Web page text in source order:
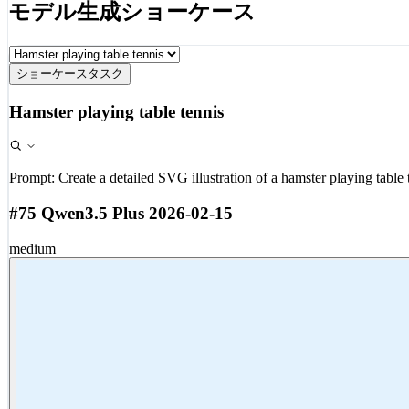
モデル生成ショーケース
ショーケースタスク
Hamster playing table tennis
Prompt: Create a detailed SVG illustration of a hamster playing table
#75 Qwen3.5 Plus 2026-02-15
medium